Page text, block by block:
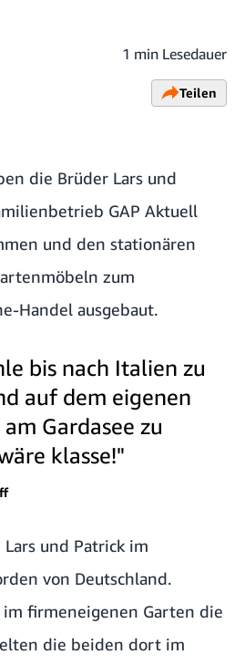
1 min Lesedauer
Teilen
die Brüder Lars und
GAP Aktuell
und den stationären
zum
Handel ausgebaut.
bis nach Italien zu
auf dem eigenen
Gardasee zu
klasse!"
und Patrick im
von Deutschland.
firmeneigenen Garten die
die beiden dort im